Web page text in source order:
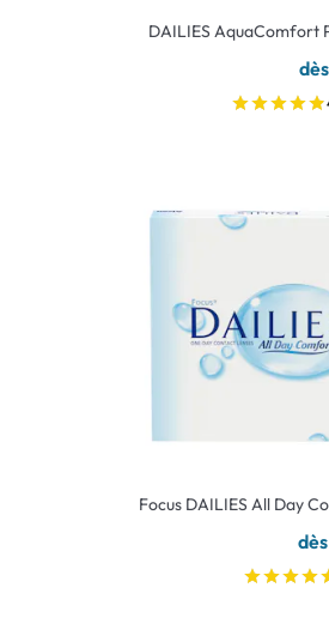
DAILIES AquaComfort
Focus DAILIES All Day